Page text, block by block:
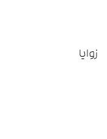
زوایا